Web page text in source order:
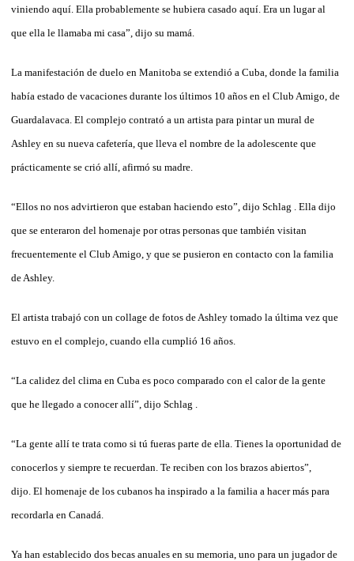
viniendo aquí. Ella probablemente se hubiera casado aquí. Era un lugar al
que ella le llamaba mi casa”, dijo su mamá.
La manifestación de duelo en Manitoba se extendió a Cuba, donde la familia
había estado de vacaciones durante los últimos 10 años en el Club Amigo, de
Guardalavaca. El complejo contrató a un artista para pintar un mural de
Ashley en su nueva cafetería, que lleva el nombre de la adolescente que
prácticamente se crió allí, afirmó su madre.
“Ellos no nos advirtieron que estaban haciendo esto”, dijo Schlag . Ella dijo
que se enteraron del homenaje por otras personas que también visitan
frecuentemente el Club Amigo, y que se pusieron en contacto con la familia
de Ashley.
El artista trabajó con un collage de fotos de Ashley tomado la última vez que
estuvo en el complejo, cuando ella cumplió 16 años.
“La calidez del clima en Cuba es poco comparado con el calor de la gente
que he llegado a conocer allí”, dijo Schlag .
“La gente allí te trata como si tú fueras parte de ella. Tienes la oportunidad de
conocerlos y siempre te recuerdan. Te reciben con los brazos abiertos”,
dijo. El homenaje de los cubanos ha inspirado a la familia a hacer más para
recordarla en Canadá.
Ya han establecido dos becas anuales en su memoria, uno para un jugador de